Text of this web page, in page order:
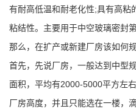
产
品
有耐高低温和耐老化性;具有高粘
粘结性。主要用于中空玻璃密封
那么，在扩产或新建厂房该如何规
首先，先说厂房，一般达到中型
面积，平均有2000-5000平方左
厂房高度，并且只能选在一楼，